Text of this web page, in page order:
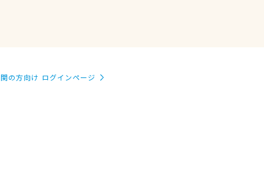
の方向け ログインページ